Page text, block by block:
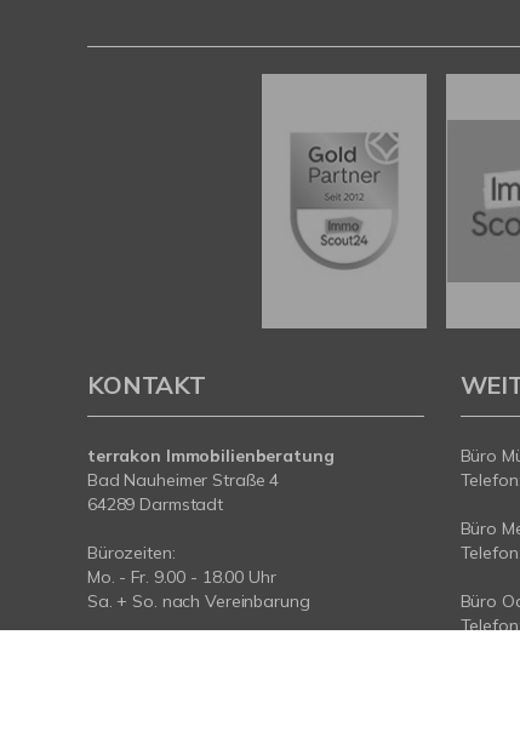
KONTAKT
terrakon Immobilienberatung
Bad Nauheimer Straße 4
64289 Darmstadt
Bürozeiten:
Mo. - Fr. 9.00 - 18.00 Uhr
Sa. + So. nach Vereinbarung
Büro
Büro
Büro